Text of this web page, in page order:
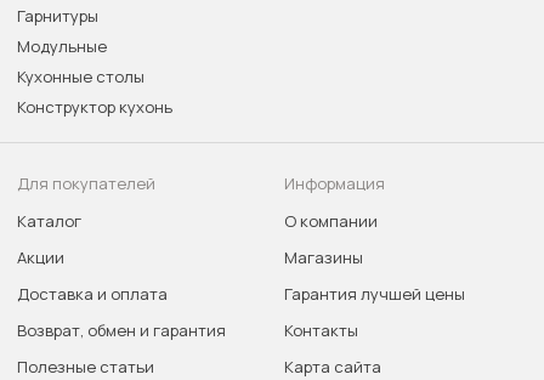
Гарнитуры
Модульные
Кухонные столы
Конструктор кухонь
Для покупателей
Каталог
Акции
Доставка и оплата
Возврат, обмен и гарантия
Полезные статьи
Информация
О компании
Магазины
Гарантия лучшей цены
Контакты
Карта сайта